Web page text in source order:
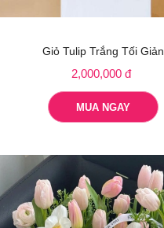
Giỏ Tulip Trắng Tối Giản
2,000,000 đ
MUA NGAY